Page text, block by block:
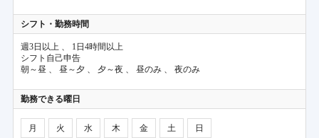
シフト・勤務時間
週3日以上 、 1日4時間以上
シフト自己申告
朝～昼 、 昼～夕 、 夕～夜 、 昼のみ 、 夜のみ
勤務できる曜日
月 火 水 木 金 土 日